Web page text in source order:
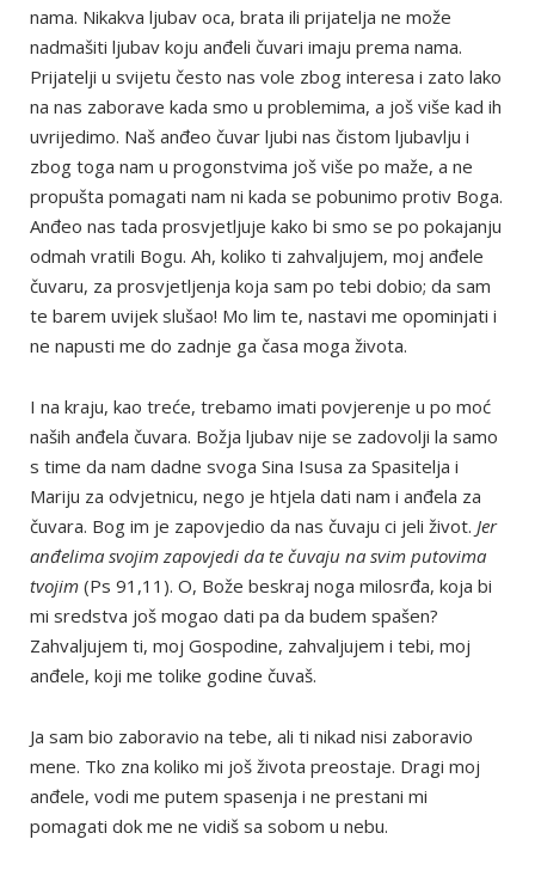
nama. Nikakva ljubav oca, brata ili prijatelja ne može
nadmašiti ljubav koju anđeli čuvari imaju prema nama.
Prijatelji u svijetu često nas vole zbog interesa i zato lako
na nas zaborave kada smo u problemima, a još više kad ih
uvrijedimo. Naš anđeo čuvar ljubi nas čistom ljubavlju i
zbog toga nam u progonstvima još više po maže, a ne
propušta pomagati nam ni kada se pobunimo protiv Boga.
Anđeo nas tada prosvjetljuje kako bi smo se po pokajanju
odmah vratili Bogu. Ah, koliko ti zahvaljujem, moj anđele
čuvaru, za prosvjetljenja koja sam po tebi dobio; da sam
te barem uvijek slušao! Mo lim te, nastavi me opominjati i
ne napusti me do zadnje ga časa moga života.
I na kraju, kao treće, trebamo imati povjerenje u po moć
naših anđela čuvara. Božja ljubav nije se zadovolji la samo
s time da nam dadne svoga Sina Isusa za Spasitelja i
Mariju za odvjetnicu, nego je htjela dati nam i anđela za
čuvara. Bog im je zapovjedio da nas čuvaju ci jeli život. Jer
anđelima svojim zapovjedi da te čuvaju na svim putovima
tvojim (Ps 91,11). O, Bože beskraj noga milosrđa, koja bi
mi sredstva još mogao dati pa da budem spašen?
Zahvaljujem ti, moj Gospodine, zahvaljujem i tebi, moj
anđele, koji me tolike godine čuvaš.
Ja sam bio zaboravio na tebe, ali ti nikad nisi zaboravio
mene. Tko zna koliko mi još života preostaje. Dragi moj
anđele, vodi me putem spasenja i ne prestani mi
pomagati dok me ne vidiš sa sobom u nebu.